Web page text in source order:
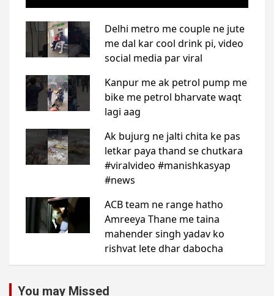
You may Missed